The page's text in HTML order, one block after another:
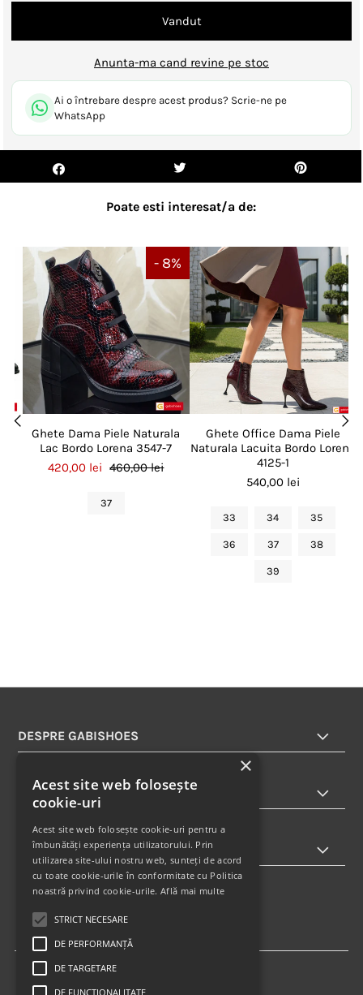
Anunta-ma cand revine pe stoc
Ai o întrebare despre acest produs? Scrie-ne pe
WhatsApp
Poate esti interesat/a de:
- 8%
Ghete Dama Piele Naturala
Lac Bordo Lorena 3547-7
420,00 lei 460,00 lei
37
Ghete Office Dama Piele
Naturala Lacuita Bordo Lorena
4125-1
540,00 lei
33 34 35
36 37 38
39
DESPRE GABISHOES
INFORMATII
ABONARE LA NEWSLETTER
×
Acest site web folosește
cookie-uri
Acest site web folosește cookie-uri pentru a
îmbunătăți experiența utilizatorului. Prin
utilizarea site-ului nostru web, sunteți de acord
cu toate cookie-urile în conformitate cu Politica
noastră privind cookie-urile.Află mai multe
STRICT NECESARE
DE PERFORMANȚĂ
DE TARGETARE
DE FUNCŢIONALITATE